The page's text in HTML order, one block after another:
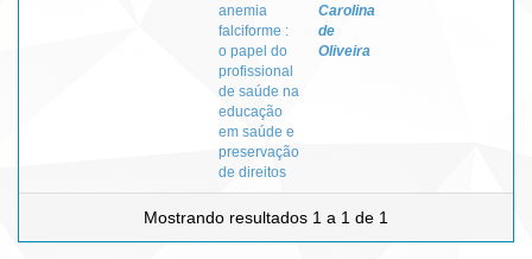
anemia
falciforme :
o papel do
profissional
de saúde na
educação
em saúde e
preservação
de direitos
Carolina
de
Oliveira
Mostrando resultados 1 a 1 de 1